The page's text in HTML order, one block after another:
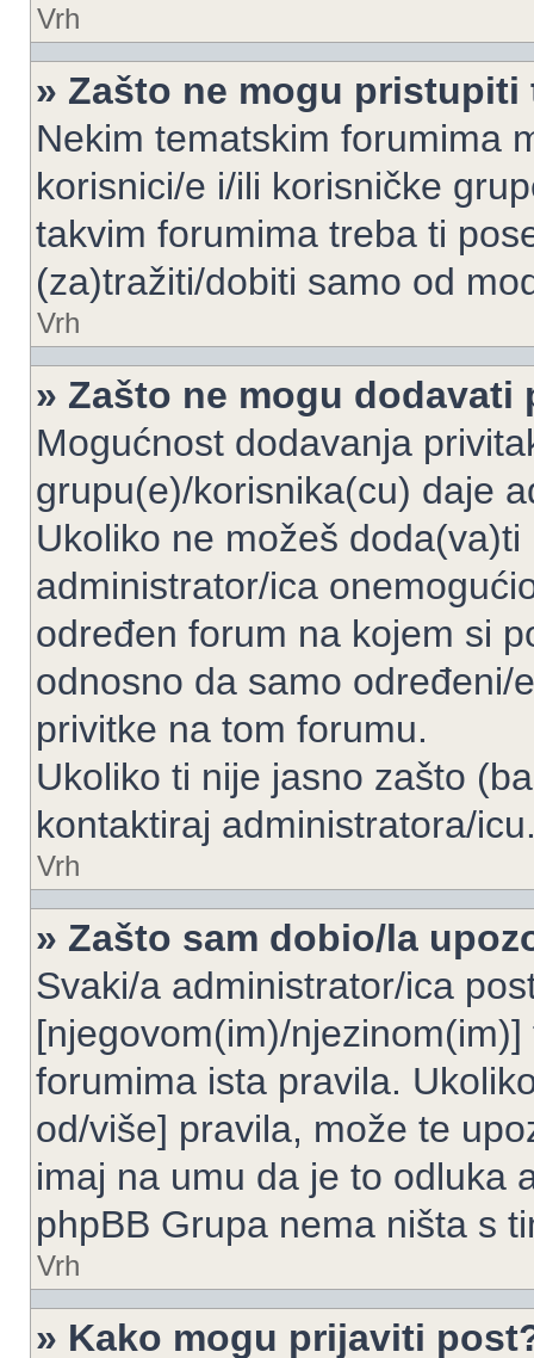
Vrh
» Zašto ne mogu
Nekim tematskim forumima
korisnici/e i/ili korisničke
takvim forumima treba ti
(za)tražiti/dobiti samo od
Vrh
» Zašto ne mogu dodavati
Mogućnost dodavanja
grupu(e)/korisnika(cu) daje
Ukoliko ne možeš
administrator/ica
određen forum na kojem si
odnosno da samo određeni/
privitke na tom forumu.
Ukoliko ti nije jasno zašto
kontaktiraj administratora/
Vrh
» Zašto sam dobio/la
Svaki/a administrator/ica
[njegovom(im)/
forumima ista pravila.
od/više] pravila, može te
imaj na umu da je to odluka
phpBB Grupa nema ništa s
Vrh
» Kako mogu prijaviti